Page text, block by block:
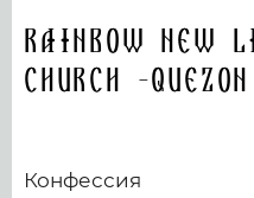
Rainbow New
Church -
Конфессия